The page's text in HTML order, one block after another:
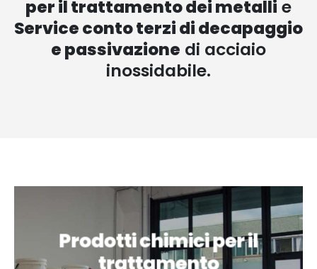
per il trattamento dei metalli e
Service conto terzi di decapaggio
e passivazione di acciaio
inossidabile.
Prodotti chimici per il
trattamento